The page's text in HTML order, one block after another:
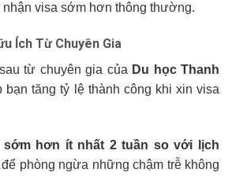
nhận visa sớm hơn thông thường.
Ích Từ Chuyên Gia
từ chuyên gia của Du học Thanh
bạn tăng tỷ lệ thành công khi xin visa
sớm hơn ít nhất 2 tuần so với lịch
để phòng ngừa những chậm trễ không